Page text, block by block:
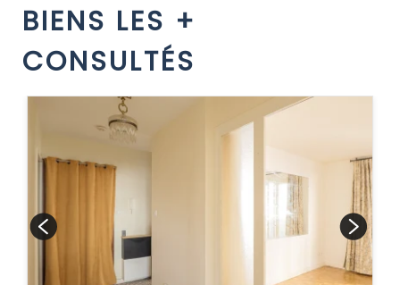
BIENS LES +
CONSULTÉS